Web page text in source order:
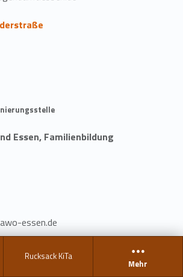
Rucksack KiTa
Mehr
Essen, Familienbildung
essen.de